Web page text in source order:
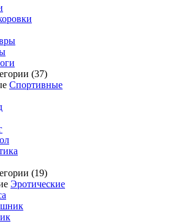
(37)
Спортивные
(19)
Эротические